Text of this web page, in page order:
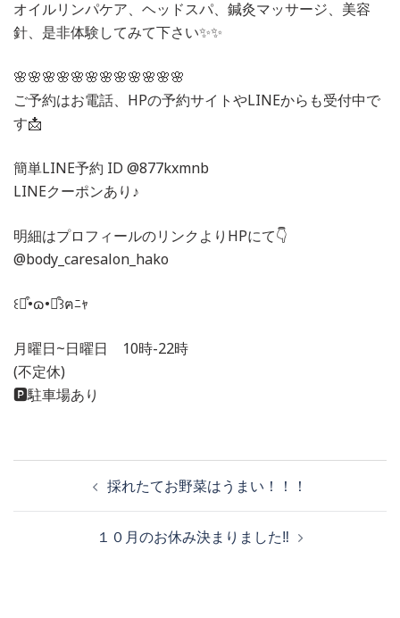
オイルリンパケア、ヘッドスパ、鍼灸マッサージ、美容
針、是非体験してみて下さい✨✨
🌸🌸🌸🌸🌸🌸🌸🌸🌸🌸🌸🌸
ご予約はお電話、HPの予約サイトやLINEからも受付中で
す📩
簡単LINE予約 ID @877kxmnb
LINEクーポンあり♪
明細はプロフィールのリンクよりHPにて👇
@body_caresalon_hako
꒰⌯͒•ɷ•⌯͒꒱ฅﾆｬ
月曜日~日曜日 10時-22時
(不定休)
🅿️駐車場あり
採れたてお野菜はうまい！！！
１０月のお休み決まりました‼️